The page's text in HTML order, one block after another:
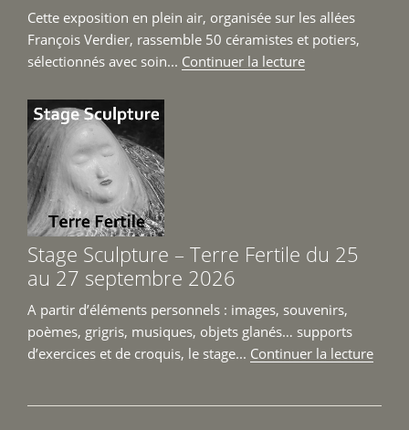
du
au
4
juillet
2026 »
Cette exposition en plein air, organisée sur les allées
François Verdier, rassemble 50 céramistes et potiers,
sélectionnés avec soin... Continuer la lecturede
septembre
Stage Sculpture – Terre Fertile du 25
au 27 septembre 2026
A partir d’éléments personnels : images, souvenirs,
poèmes, grigris, musiques, objets glanés… supports
d’exercices et de croquis, le stage... Continuer la lecturede